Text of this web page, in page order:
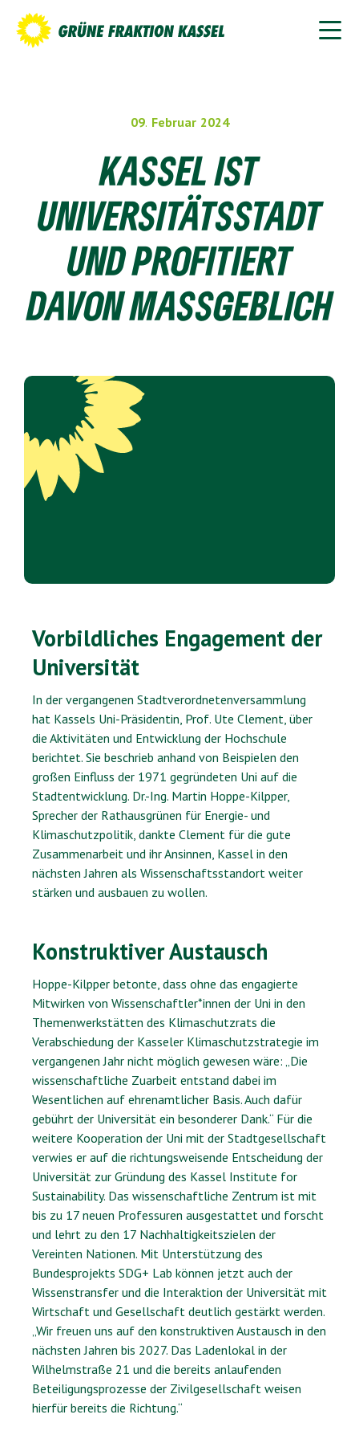
09. Februar 2024
KASSEL IST
UNIVERSITÄTSSTADT
UND PROFITIERT
DAVON MASSGEBLICH
Vorbildliches Engagement der
Universität
In der vergangenen Stadtverordnetenversammlung
hat Kassels Uni-Präsidentin, Prof. Ute Clement, über
die Aktivitäten und Entwicklung der Hochschule
berichtet. Sie beschrieb anhand von Beispielen den
großen Einfluss der 1971 gegründeten Uni auf die
Stadtentwicklung. Dr.-Ing. Martin Hoppe-Kilpper,
Sprecher der Rathausgrünen für Energie- und
Klimaschutzpolitik, dankte Clement für die gute
Zusammenarbeit und ihr Ansinnen, Kassel in den
nächsten Jahren als Wissenschaftsstandort weiter
stärken und ausbauen zu wollen.
Konstruktiver Austausch
Hoppe-Kilpper betonte, dass ohne das engagierte
Mitwirken von Wissenschaftler*innen der Uni in den
Themenwerkstätten des Klimaschutzrats die
Verabschiedung der Kasseler Klimaschutzstrategie im
vergangenen Jahr nicht möglich gewesen wäre: „Die
wissenschaftliche Zuarbeit entstand dabei im
Wesentlichen auf ehrenamtlicher Basis. Auch dafür
gebührt der Universität ein besonderer Dank.“ Für die
weitere Kooperation der Uni mit der Stadtgesellschaft
verwies er auf die richtungsweisende Entscheidung der
Universität zur Gründung des Kassel Institute for
Sustainability. Das wissenschaftliche Zentrum ist mit
bis zu 17 neuen Professuren ausgestattet und forscht
und lehrt zu den 17 Nachhaltigkeitszielen der
Vereinten Nationen. Mit Unterstützung des
Bundesprojekts SDG+ Lab können jetzt auch der
Wissenstransfer und die Interaktion der Universität mit
Wirtschaft und Gesellschaft deutlich gestärkt werden.
„Wir freuen uns auf den konstruktiven Austausch in den
nächsten Jahren bis 2027. Das Ladenlokal in der
Wilhelmstraße 21 und die bereits anlaufenden
Beteiligungsprozesse der Zivilgesellschaft weisen
hierfür bereits die Richtung.“